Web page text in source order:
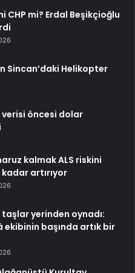
CHP mi? Erdal Beşikçioğlu
Sincan’daki Helikopter
öncesi dolar
kalmak ALS riskini
kadar artırıyor
yerinden oynadı:
ekibinin başında artık bir